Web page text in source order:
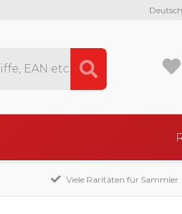
Deutsch
Viele Raritäten für Sammler